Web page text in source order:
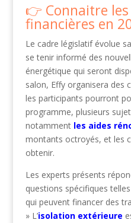
Connaitre
financières en
Le cadre législatif évolue
se tenir informé des
énergétique qui seront
salon, Effy organisera des
les participants pourront
programme, plusieurs
notamment les aides
montants octroyés, et les
obtenir.
Les experts présents
questions spécifiques
qui peuvent financer des
» L’isolation extérieure